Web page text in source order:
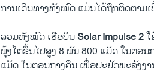
ການ​ເດີນທາງ​ທັງ​ໝົດ ​ແມ່ນ​ໄດ້​ຖືກຕິດຕາມ​
​ລວມທັງໝົດ ເຮືອບິນSolar Impulse 2
ພຸ້ງໂຕຂຶ້ນໄປສູງ 8 ພັນ 800 ​ແມັດ ​ໃນ​ຕອ
ແມັດ ​ໃນ​ຕອນ​ກາງຄືນ ​ເພື່ອ​ປະຢັດ​ພະລັງງາ